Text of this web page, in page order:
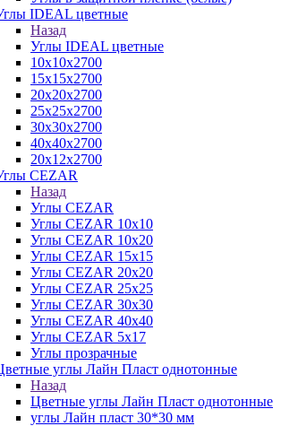
IDEAL цветные
Назад
Углы IDEAL цветные
10х10х2700
15х15х2700
20х20х2700
25х25х2700
30х30х2700
40х40х2700
20х12х2700
CEZAR
Назад
Углы CEZAR
Углы CEZAR 10х10
Углы CEZAR 10х20
Углы CEZAR 15х15
Углы CEZAR 20х20
Углы CEZAR 25х25
Углы CEZAR 30х30
Углы CEZAR 40х40
Углы CEZAR 5х17
Углы прозрачные
углы Лайн Пласт однотонные
Назад
Цветные углы Лайн Пласт однотонные
углы Лайн пласт 30*30 мм